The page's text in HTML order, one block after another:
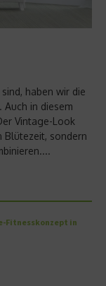
haben wir die
Auch in diesem
Vintage-Look
Blütezeit, sondern
Fitnesskonzept in